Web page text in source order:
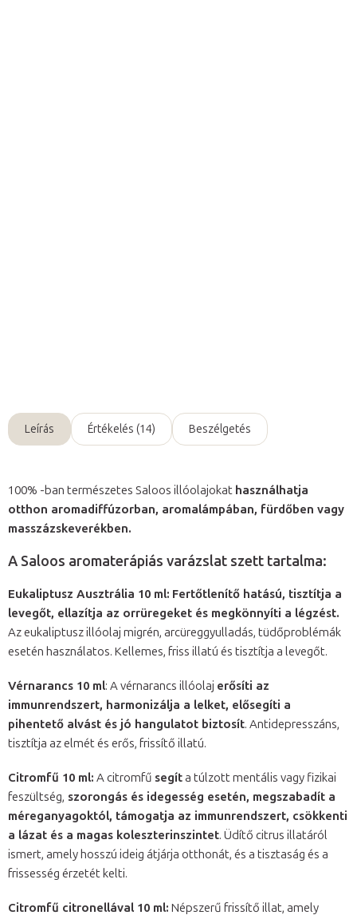
Leírás Értékelés (14) Beszélgetés
100% -ban természetes Saloos illóolajokat használhatja
otthon aromadiffúzorban, aromalámpában, fürdőben vagy
masszázskeverékben.
A Saloos aromaterápiás varázslat szett tartalma:
Eukaliptusz Ausztrália 10 ml: Fertőtlenítő hatású, tisztítja a
levegőt, ellazítja az orrüregeket és megkönnyíti a légzést.
Az eukaliptusz illóolaj migrén, arcüreggyulladás, tüdőproblémák
esetén használatos. Kellemes, friss illatú és tisztítja a levegőt.
Vérnarancs 10 ml: A vérnarancs illóolaj erősíti az
immunrendszert, harmonizálja a lelket, elősegíti a
pihentető alvást és jó hangulatot biztosít. Antidepresszáns,
tisztítja az elmét és erős, frissítő illatú.
Citromfű 10 ml: A citromfű segíta túlzott mentális vagy fizikai
feszültség, szorongás és idegesség esetén, megszabadít a
méreganyagoktól, támogatja az immunrendszert, csökkenti
a lázat és a magas koleszterinszintet. Üdítő citrus illatáról
ismert, amely hosszú ideig átjárja otthonát, és a tisztaság és a
frissesség érzetét kelti.
Citromfű citronellával 10 ml: Népszerű frissítő illat, amely